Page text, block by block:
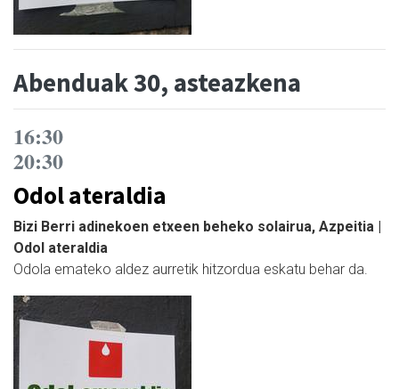
Abenduak 30, asteazkena
16:30
20:30
Odol ateraldia
Bizi Berri adinekoen etxeen beheko solairua, Azpeitia |
Odol ateraldia
Odola emateko aldez aurretik hitzordua eskatu behar da.